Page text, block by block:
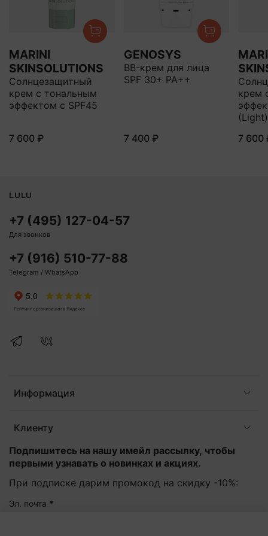
MARINI
SKINSOLUTIONS
Солнцезащитный
крем с тональным
эффектом с SPF45
7 600 ₽
GENOSYS
BB-крем для лица
SPF 30+ PA++
7 400 ₽
крем
(Light)
7 600
Информация
Клиенту
Подпишитесь на нашу имейл рассылку, чтобы
первыми узнавать о новинках и акциях.
При подписке дарим промокод на скидку -10%:
Эл. почта *
+7 (495) 127-04-57
Для звонков
+7 (916) 510-77-88
Telegram / WhatsApp
LULU